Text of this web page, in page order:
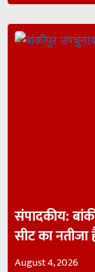
संपादकीय:
सीट का
August 4, 2026